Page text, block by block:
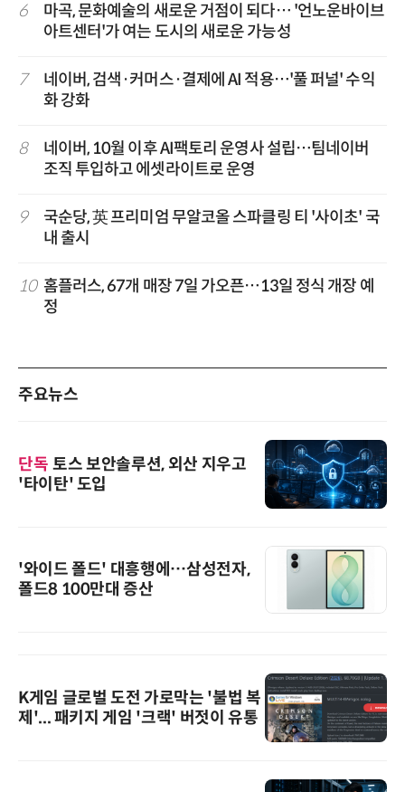
6
마곡, 문화예술의 새로운 거점이 되다… '언노운바이브
아트센터'가 여는 도시의 새로운 가능성
7
네이버, 검색·커머스·결제에 AI 적용…'풀 퍼널' 수익
화 강화
8
네이버, 10월 이후 AI팩토리 운영사 설립…팀네이버
조직 투입하고 에셋라이트로 운영
9
국순당, 英 프리미엄 무알코올 스파클링 티 '사이초' 국
내 출시
10 홈플러스, 67개 매장 7일 가오픈…13일 정식 개장 예
정
주요뉴스
단독 토스 보안솔루션, 외산 지우고
'타이탄' 도입
'와이드 폴드' 대흥행에…삼성전자,
폴드8 100만대 증산
K게임 글로벌 도전 가로막는 '불법 복
제'... 패키지 게임 '크랙' 버젓이 유통